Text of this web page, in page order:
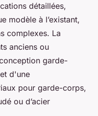
détaillées,
modèle à l’existant,
complexes. La
anciens ou
garde-
d'une
pour garde-corps,
ou d’acier